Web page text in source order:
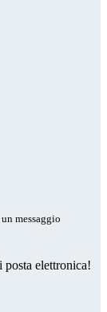
messaggio
elettronica!